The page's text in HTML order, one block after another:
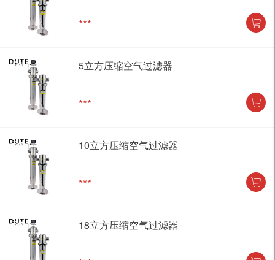
***
5立方压缩空气过滤器
***
10立方压缩空气过滤器
***
18立方压缩空气过滤器